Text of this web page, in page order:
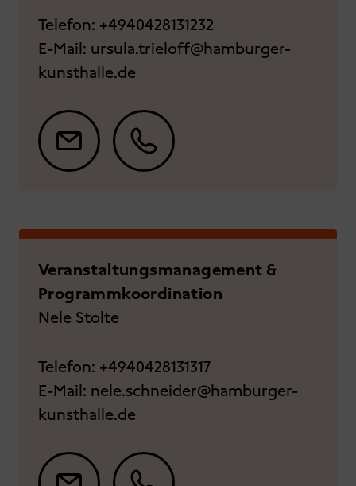
Telefon: +4940428131232
E-Mail: ursula.trieloff@hamburger-
kunsthalle.de
Veranstaltungsmanagement &
Programmkoordination
Nele Stolte
Telefon: +4940428131317
E-Mail: nele.schneider@hamburger-
kunsthalle.de